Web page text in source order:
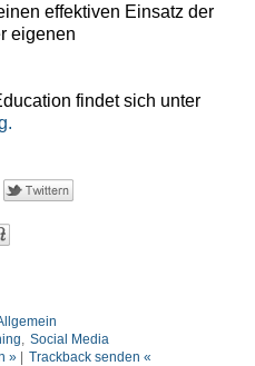
effektiven Einsatz der
eigenen
findet sich unter
Social Media
» | Trackback senden «